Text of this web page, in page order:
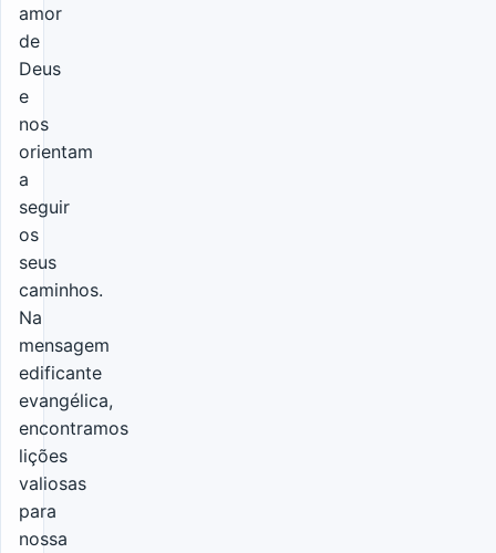
amor
de
Deus
e
nos
orientam
a
seguir
os
seus
caminhos.
Na
mensagem
edificante
evangélica,
encontramos
lições
valiosas
para
nossa